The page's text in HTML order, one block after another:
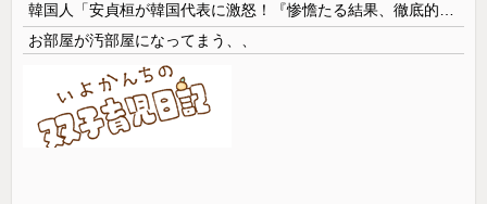
お部屋が汚部屋になってまう、、